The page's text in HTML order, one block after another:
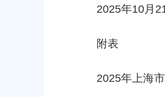
2025年10月
附表
2025年上海市